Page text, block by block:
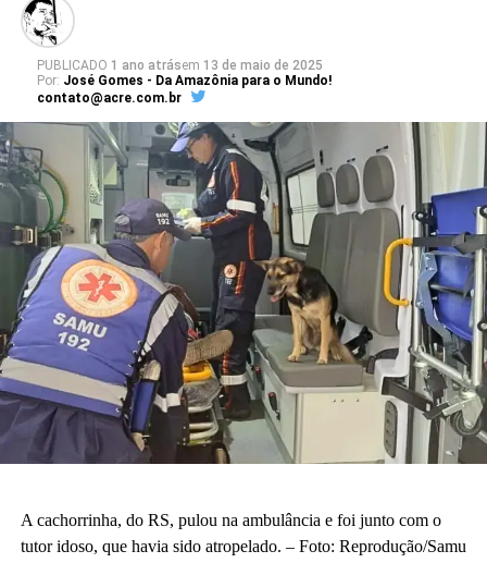
PUBLICADO 1 ano atrásem 13 de maio de 2025
Por: José Gomes - Da Amazônia para o Mundo!
contato@acre.com.br
A cachorrinha, do RS, pulou na ambulância e foi junto com o
tutor idoso, que havia sido atropelado. – Foto: Reprodução/Samu